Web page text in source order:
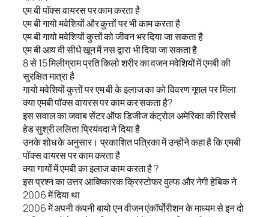
एम बी पॉक्स वायरस पर काम करता है
एम बी गायो मवेशियों और कुत्तों पर भी काम करता है
एम बी गायो मवेशियों कुत्तों को जीवन भर दिया जा सकता है
एम बी आय वी सीधे खून में नस द्वारा भी दिया जा सकता है
8 से 15 मिलीग्राम प्रति किलो शरीर का वजन मवेशियों में एमबी की
सुरक्षित मात्रा है
गायो मवेशियों कुत्तों पर एम बी के इलाज का को विवरण गूगल पर मिला
क्या एमबी पॉक्स वायरस पर काम कर सकता है?
इस सवाल का जवाब सेंटर ऑफ डिजीज कंट्रोल अमेरिका की रिसर्च
हेड सुश्री ललिता प्रियंवदा ने दिया है
उनके शोध के अनुसार। प्रकाशित पत्रिका में उन्होंने कहा है कि एमबी
पॉक्स वायरस पर काम करता है
क्या गायों में एमबी का इलाज काम करता है ?
इस प्रश्न का उत्तर आविष्कारक क्रिस्टोफर वुल्फ और नेगी हेबिक ने
2006 में दिया था
2006 में अपनी कंपनी बायो एन वीजन एंकॉर्पोरीशन के माध्यम से इन दो